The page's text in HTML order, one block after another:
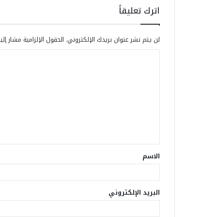
اترك تعليقاً
لن يتم نشر عنوان بريدك الإلكتروني. الحقول الإلزامية مشار
الاسم
البريد الإلكتروني